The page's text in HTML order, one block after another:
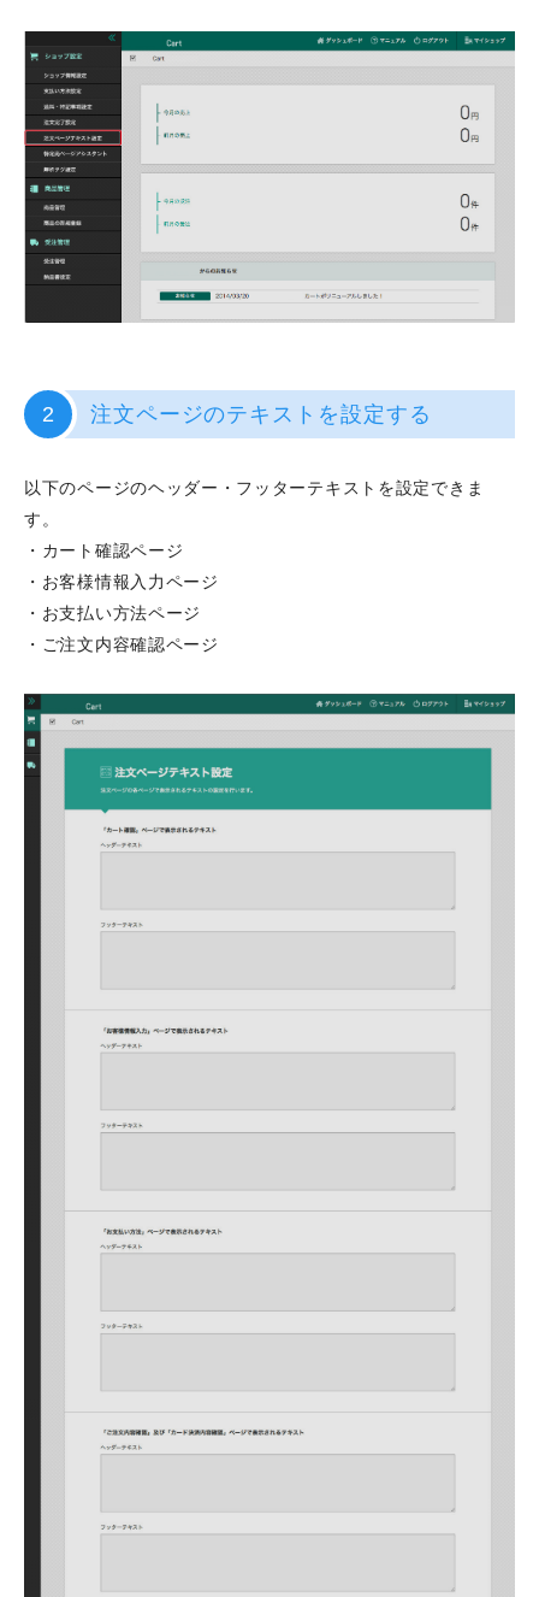
2 注文ページのテキストを設定する
以下のページのヘッダー・フッターテキストを設定できま
す。
・カート確認ページ
・お客様情報入力ページ
・お支払い方法ページ
・ご注文内容確認ページ